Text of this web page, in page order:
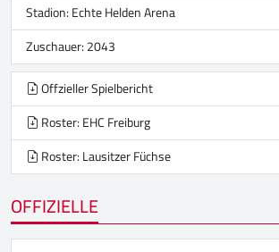
Stadion:Echte Helden Arena
Zuschauer: 2043
Offzieller Spielbericht
Roster: EHC Freiburg
Roster: Lausitzer Füchse
OFFIZIELLE